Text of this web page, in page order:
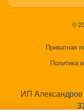
©
Приватная
Политика
ИП